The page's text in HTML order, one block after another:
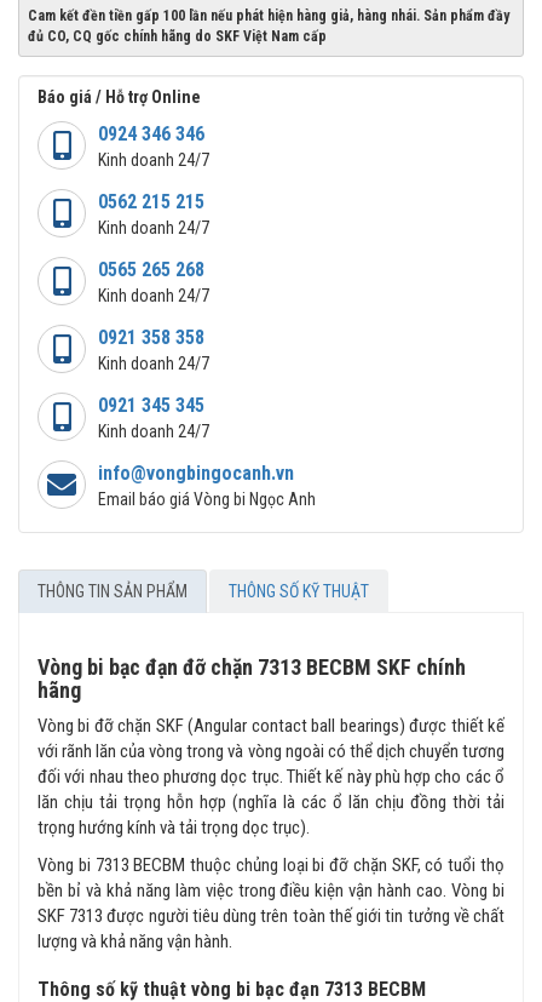
Cam kết đền tiền gấp 100 lần nếu phát hiện hàng giả, hàng nhái. Sản phẩm đầy
đủ CO, CQ gốc chính hãng do SKF Việt Nam cấp
Báo giá / Hỗ trợ Online
0924 346 346
Kinh doanh 24/7
0562 215 215
Kinh doanh 24/7
0565 265 268
Kinh doanh 24/7
0921 358 358
Kinh doanh 24/7
0921 345 345
Kinh doanh 24/7
info@vongbingocanh.vn
Email báo giá Vòng bi Ngọc Anh
THÔNG TIN SẢN PHẨM THÔNG SỐ KỸ THUẬT
Vòng bi bạc đạn đỡ chặn 7313 BECBM SKF chính
hãng
Vòng bi đỡ chặn SKF (Angular contact ball bearings) được thiết kế
với rãnh lăn của vòng trong và vòng ngoài có thể dịch chuyển tương
đối với nhau theo phương dọc trục. Thiết kế này phù hợp cho các ổ
lăn chịu tải trọng hỗn hợp (nghĩa là các ổ lăn chịu đồng thời tải
trọng hướng kính và tải trọng dọc trục).
Vòng bi 7313 BECBM thuộc chủng loại bi đỡ chặn SKF, có tuổi thọ
bền bỉ và khả năng làm việc trong điều kiện vận hành cao. Vòng bi
SKF 7313 được người tiêu dùng trên toàn thế giới tin tưởng về chất
lượng và khả năng vận hành.
Thông số kỹ thuật vòng bi bạc đạn 7313 BECBM